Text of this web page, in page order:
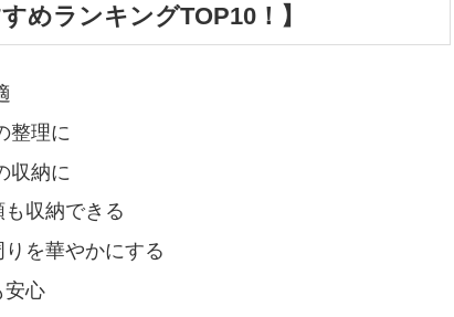
めランキングTOP10！】
整理に
収納に
収納できる
りを華やかにする
安心